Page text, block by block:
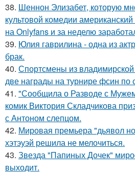
38. Шеннон Элизабет, которую
культовой комедии
на Onlyfans и за неделю
39. Юлия гаврилина - одна из
брак.
40. Спортсмены из
две награды на турнире фсин по
41. "Сообщила о Разводе с
комик Виктория Складчикова
с Антоном слепцом.
42. Мировая премьера "дьявол
хэтэуэй решила не мелочиться.
43. Звезда "Папиных Дочек"
выходит.